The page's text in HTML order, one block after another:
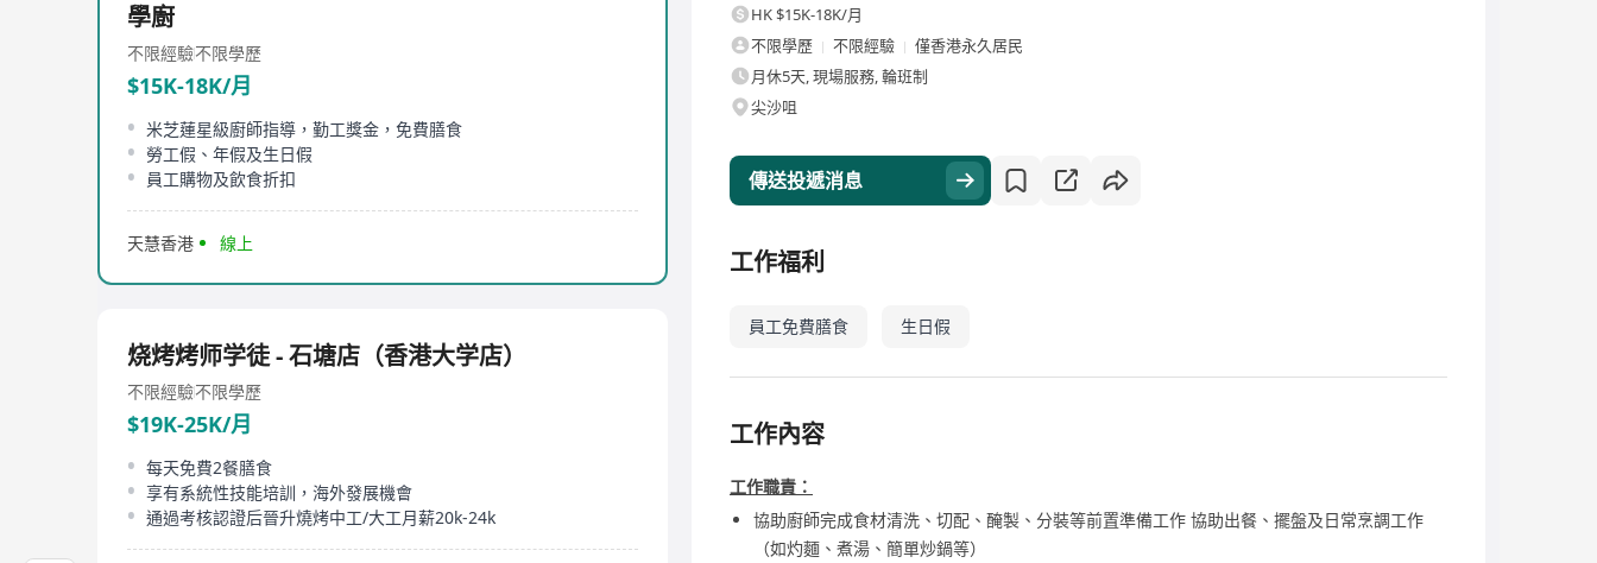
學廚
不限經驗不限學歷
$15K-18K/月
米芝蓮星級廚師指導，勤工獎金，免費膳食
勞工假、年假及生日假
員工購物及飲食折扣
天慧香港 線上
烧烤烤师学徒 - 石塘店（香港大学店）
不限經驗不限學歷
$19K-25K/月
每天免費2餐膳食
享有系統性技能培訓，海外發展機會
通過考核認證后晉升燒烤中工/大工月薪20k-24k
HK $15K-18K/月
不限學歷
不限經驗
僅香港永久居民
月休5天, 現場服務, 輪班制
尖沙咀
傳送投遞消息
工作福利
員工免費膳食 生日假
工作內容
工作職責：
協助廚師完成食材清洗、切配、醃製、分裝等前置準備工作 協助出餐、擺盤及日常烹調工作
（如灼麵、煮湯、簡單炒鍋等）